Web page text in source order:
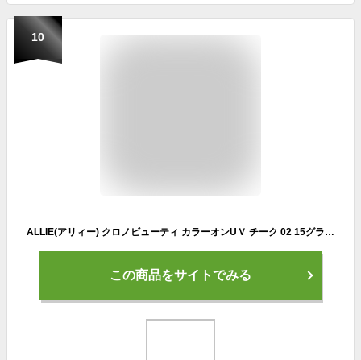
10
ALLIE(アリィー) クロノビューティ カラーオンUＶ チーク 02 15グラム (x 1)
この商品をサイトでみる